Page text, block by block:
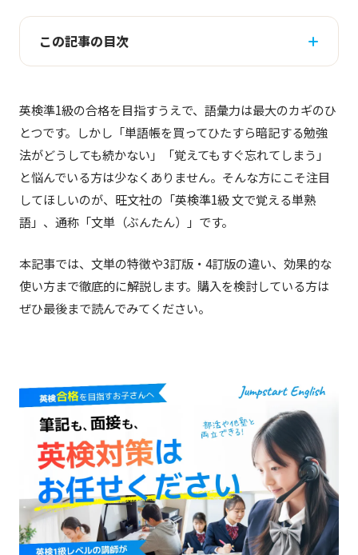
この記事の目次
英検準1級の合格を目指すうえで、語彙力は最大のカギのひ
とつです。しかし「単語帳を買ってひたすら暗記する勉強
法がどうしても続かない」「覚えてもすぐ忘れてしまう」
と悩んでいる方は少なくありません。そんな方にこそ注目
してほしいのが、旺文社の「英検準1級 文で覚える単熟
語」、通称「文単（ぶんたん）」です。
本記事では、文単の特徴や3訂版・4訂版の違い、効果的な
使い方まで徹底的に解説します。購入を検討している方は
ぜひ最後まで読んでみてください。